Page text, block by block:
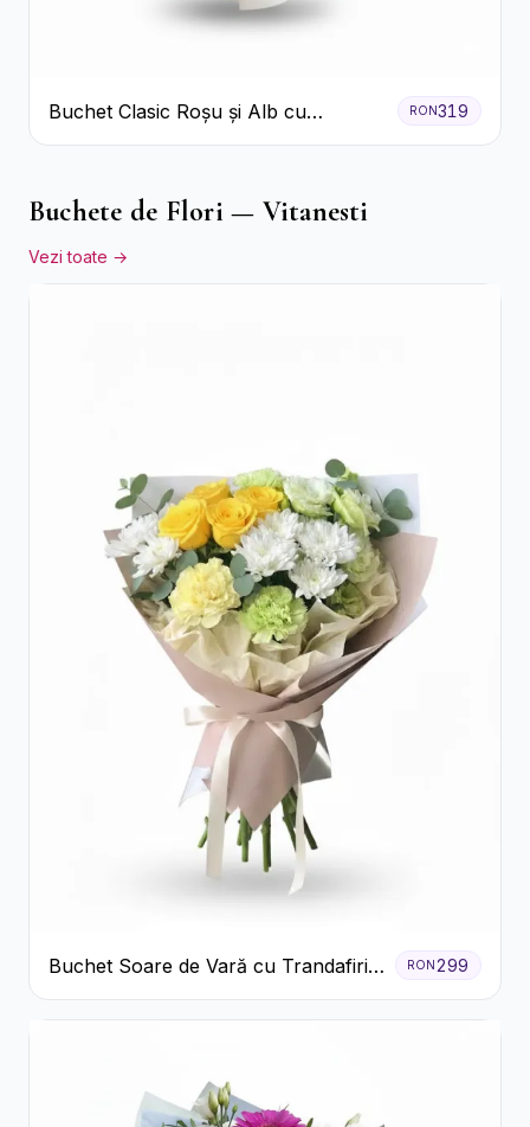
Buchet Clasic Roșu și Alb cu
Crizanteme
RON319
Buchete de Flori — Vitanesti
Vezi toate →
Buchet Soare de Vară cu Trandafiri
Galbeni și Crizanteme Albe
RON 299